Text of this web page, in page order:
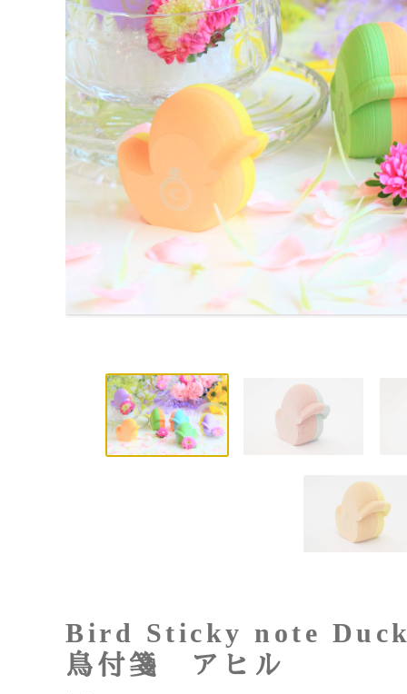
Bird Sticky note Duck
鳥付箋 アヒル